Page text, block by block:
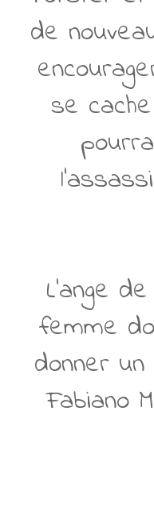
de
se
L'ange
femme
donner
Fabiano